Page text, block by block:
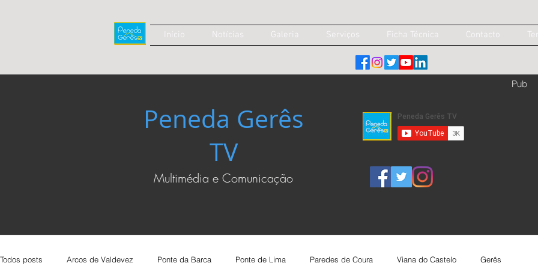
Início Notícias Galeria Serviços Ficha Técnica Contacto
Peneda Gerês
TV
Multimédia e Comunicação
Pub
Todos posts Arcos de Valdevez Ponte da Barca Ponte de Lima Paredes de Coura Viana do Castelo Gerês